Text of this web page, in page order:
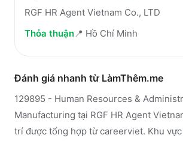
RGF HR Agent Vietnam Co., LTD
Thỏa thuận📍 Hồ Chí Minh
Đánh giá nhanh từ LàmThêm.me
129895 - Human Resources &
Manufacturing tại RGF HR Agent
trí được tổng hợp từ careerviet. Khu